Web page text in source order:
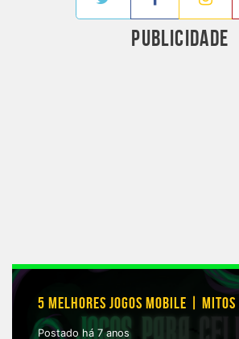
PUBLICIDADE
5 MELHORES JOGOS MOBILE |
Postado há 7 anos